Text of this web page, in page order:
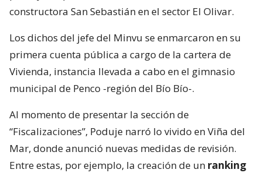
constructora San Sebastián en el sector El Olivar.
Los dichos del jefe del Minvu se enmarcaron en su
primera cuenta pública a cargo de la cartera de
Vivienda, instancia llevada a cabo en el gimnasio
municipal de Penco -región del Bío Bío-.
Al momento de presentar la sección de
“Fiscalizaciones”, Poduje narró lo vivido en Viña del
Mar, donde anunció nuevas medidas de revisión.
Entre estas, por ejemplo, la creación de un ranking